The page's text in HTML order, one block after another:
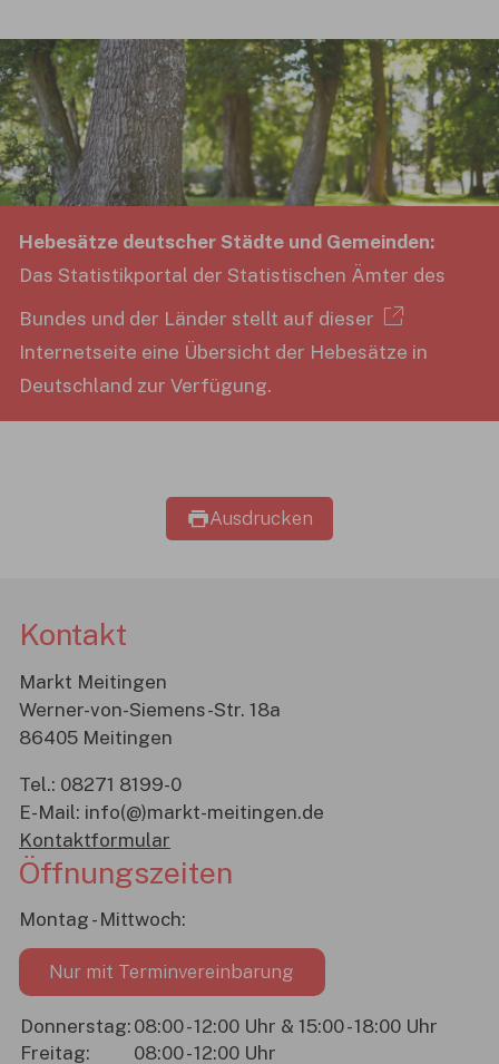
Hebesätze deutscher Städte und Gemeinden:
Das Statistikportal der Statistischen Ämter des
Bundes und der Länder stellt auf dieser
Internetseite eine Übersicht der Hebesätze in
Deutschland zur Verfügung.
Ausdrucken
Kontakt
Markt Meitingen
Werner-von-Siemens-Str. 18a
86405 Meitingen
Tel.: 08271 8199-0
E-Mail: info(@)markt-meitingen.de
Kontaktformular
Öffnungszeiten
Montag - Mittwoch:
Nur mit Terminvereinbarung
Donnerstag: 08:00 - 12:00 Uhr & 15:00 - 18:00 Uhr
Freitag:
08:00 - 12:00 Uhr